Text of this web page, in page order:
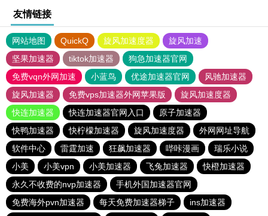
友情链接
网站地图 QuickQ 旋风加速度器
旋风加速
坚果加速器
tiktok加速器
狗急加速器官网
免费vqn外网加速
小蓝鸟 优途加速器官网
风驰加速器
旋风加速器
免费vps加速器外网苹果版
旋风加速度器
快连加速器
快连加速器官网入口
原子加速器
快鸭加速器
快柠檬加速器 旋风加速度器
外网网址导航
软件中心
雷霆加速 狂飙加速器 哔咔漫画
瑞乐小说
小美
小美vpn 小美加速器 飞兔加速器
快橙加速器
永久不收费的nvp加速器
手机外国加速器官网
免费海外pvn加速器
每天免费加速器梯子
ins加速器